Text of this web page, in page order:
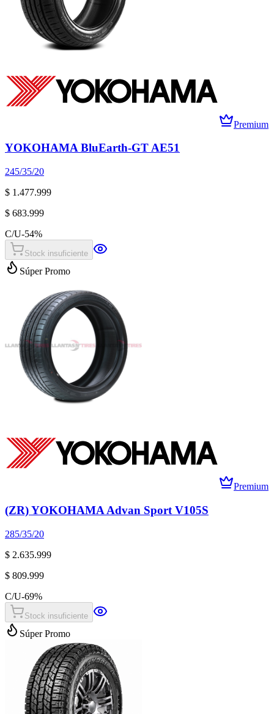
Premium
YOKOHAMA BluEarth-GT AE51
245/35/20
$ 1.477.999
$ 683.999
C/U-54%
Stock insuficiente
Súper Promo
Premium
(ZR) YOKOHAMA Advan Sport V105S
285/35/20
$ 2.635.999
$ 809.999
C/U-69%
Stock insuficiente
Súper Promo